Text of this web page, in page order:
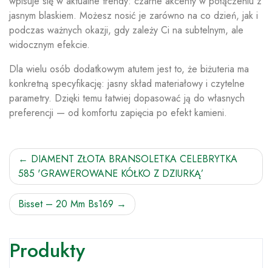
jasnym blaskiem. Możesz nosić je zarówno na co dzień, jak i
podczas ważnych okazji, gdy zależy Ci na subtelnym, ale
widocznym efekcie.
Dla wielu osób dodatkowym atutem jest to, że biżuteria ma
konkretną specyfikację: jasny skład materiałowy i czytelne
parametry. Dzięki temu łatwiej dopasować ją do własnych
preferencji — od komfortu zapięcia po efekt kamieni.
Nawigacja
wpisu
DIAMENT ZŁOTA BRANSOLETKA CELEBRYTKA
585 'GRAWEROWANE KÓŁKO Z DZIURKĄ’
Bisset – 20 Mm Bs169
Produkty